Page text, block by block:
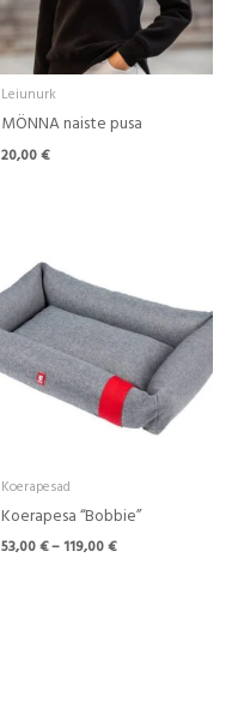
Leiunurk
MÖNNA naiste pusa
20,00€
Koerapesad
Koerapesa “Bobbie”
53,00€–119,00€
119,00 €